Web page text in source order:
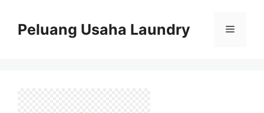
contentPeluang Usaha Laundry Menu